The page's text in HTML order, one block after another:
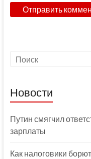
Новости
Путин смягчил
зарплаты
Как налоговики